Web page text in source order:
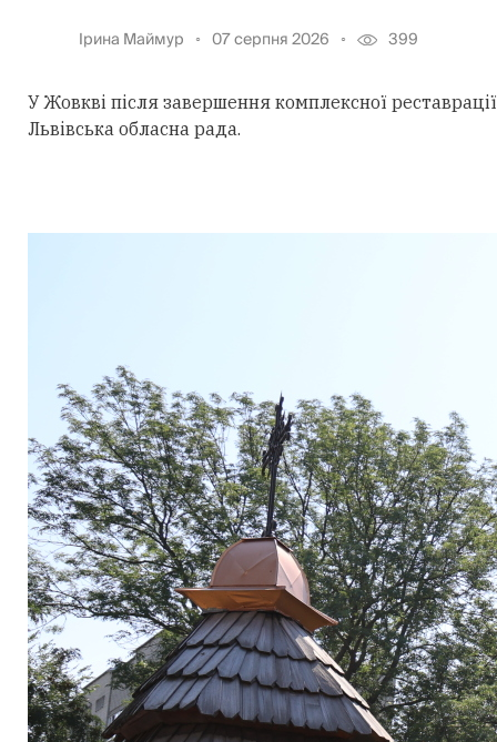
Ірина Маймур 07 серпня 2026 399
У Жовкві після завершення комплексної
Львівська обласна рада.